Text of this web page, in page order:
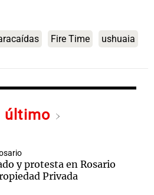
Fire Time ushuaia
último
y protesta en Rosario
Privada